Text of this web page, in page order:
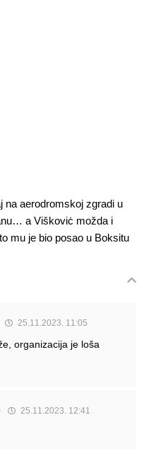
na aerodromskoj zgradi u
a Viškoviċ možda i
mu je bio posao u Boksitu
25.11.2023. 11:05
organizacija je loša
25.11.2023. 12:41